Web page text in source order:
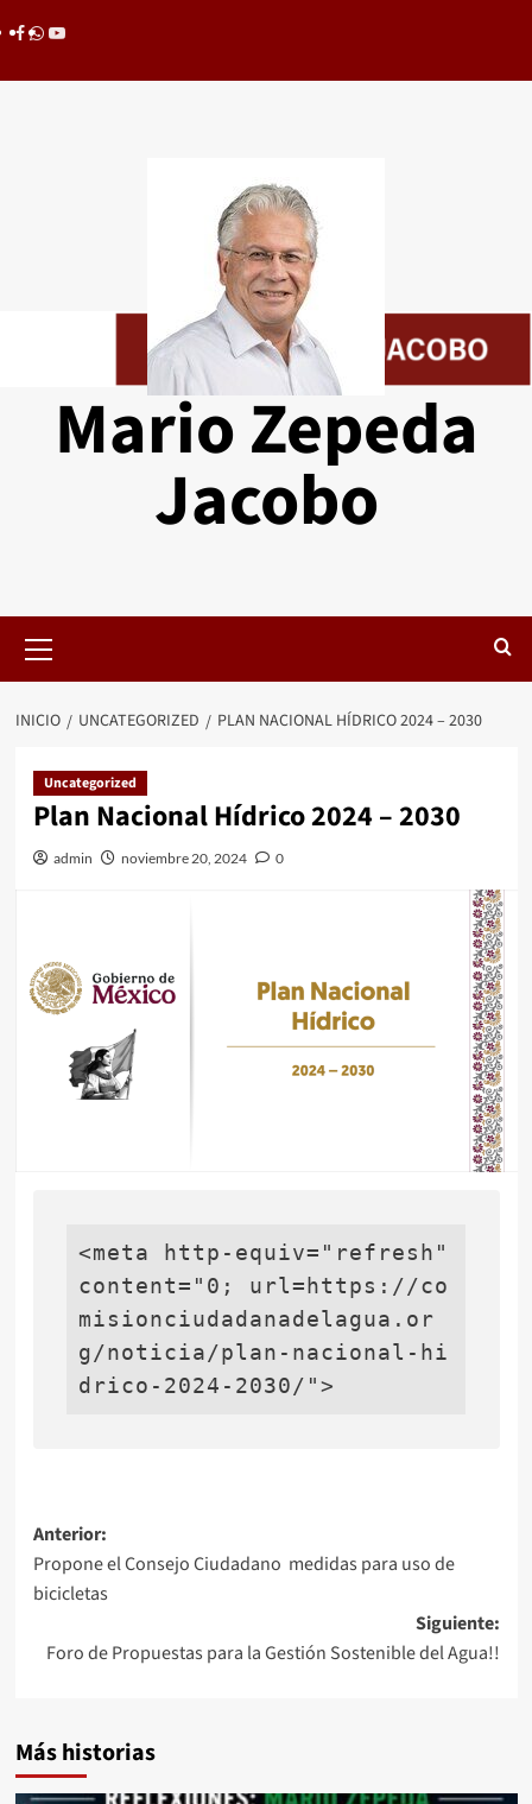
al
Facebook
whatsapp
youtube
Mario Zepeda
Jacobo
primario
INICIO UNCATEGORIZED PLAN NACIONAL HÍDRICO 2024 – 2030
Uncategorized
Plan Nacional Hídrico 2024 – 2030
admin noviembre 20, 2024 0
<meta http-equiv="refresh"
content="0; url=https://co
misionciudadanadelagua.or
g/noticia/plan-nacional-hi
Navegación
de
entradas
Anterior:
Propone el Consejo Ciudadano medidas para uso de
bicicletas
Siguiente:
Foro de Propuestas para la Gestión Sostenible del Agua!!
Más historias